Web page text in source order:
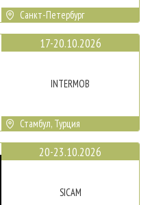
Санкт-Петербург
17-20.10.2026
INTERMOB
Стамбул, Турция
20-23.10.2026
SICAM